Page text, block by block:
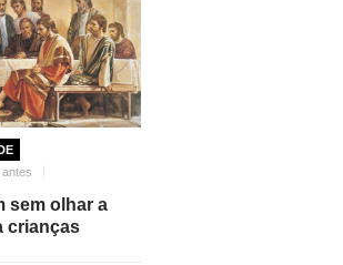
sem olhar a
crianças